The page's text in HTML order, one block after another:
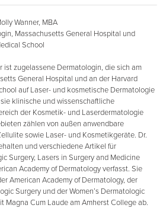
Wanner, MBA
Massachusetts General Hospital und
School
ist zugelassene Dermatologin, die sich am
General Hospital und an der Harvard
auf Laser- und kosmetische Dermatologie
klinische und wissenschaftliche
der Kosmetik- und Laserdermatologie
zählen von außen anwendbare
sowie Laser- und Kosmetikgeräte. Dr.
und verschiedene Artikel für
Surgery, Lasers in Surgery and Medicine
Academy of Dermatology verfasst. Sie
American Academy of Dermatology, der
Surgery und der Women’s Dermatologic
Magna Cum Laude am Amherst College ab.